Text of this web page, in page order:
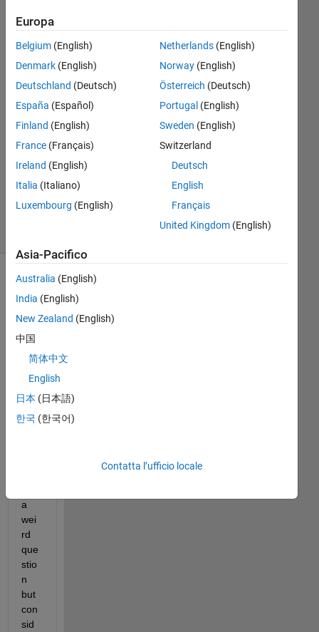
Brando
Miranda
2016
1
Risposta
Aggiornato
5 Mag
2016
4
Thi
s
a
wei
rd
que
stio
n
but
con
sid
Europa
Belgium (English)
Denmark (English)
Deutschland (Deutsch)
España (Español)
Finland (English)
France (Français)
Ireland (English)
Italia (Italiano)
Luxembourg (English)
Netherlands(English)
Norway(English)
Österreich (Deutsch)
Portugal (English)
Sweden (English)
Switzerland
Deutsch
English
Français
United Kingdom(English)
Asia-Pacifico
Australia (English)
India (English)
New Zealand (English)
中国
简体中文
English
日本 (日本語)
한국 (한국어)
Contatta l’ufficio locale